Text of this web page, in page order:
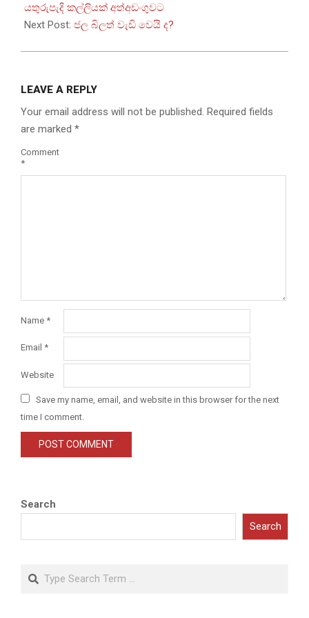
02
යතුරුපැදි කල්ලියක් අත්අඩංගුවට
Next Post: ජල බිලත් වැඩි වෙයි ද?
LEAVE A REPLY
Your email address will not be published. Required fields
are marked *
Comment
*
Name *
Email *
Website
Save my name, email, and website in this browser for the next
time I comment.
Search
Search
Search